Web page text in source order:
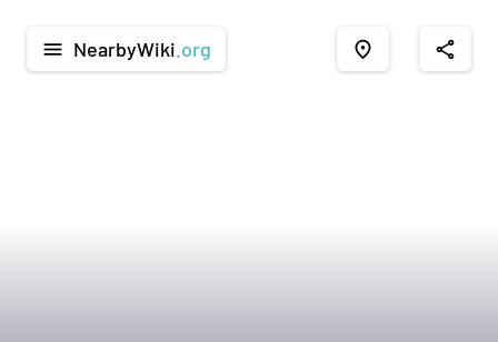
menu NearbyWiki .org place share